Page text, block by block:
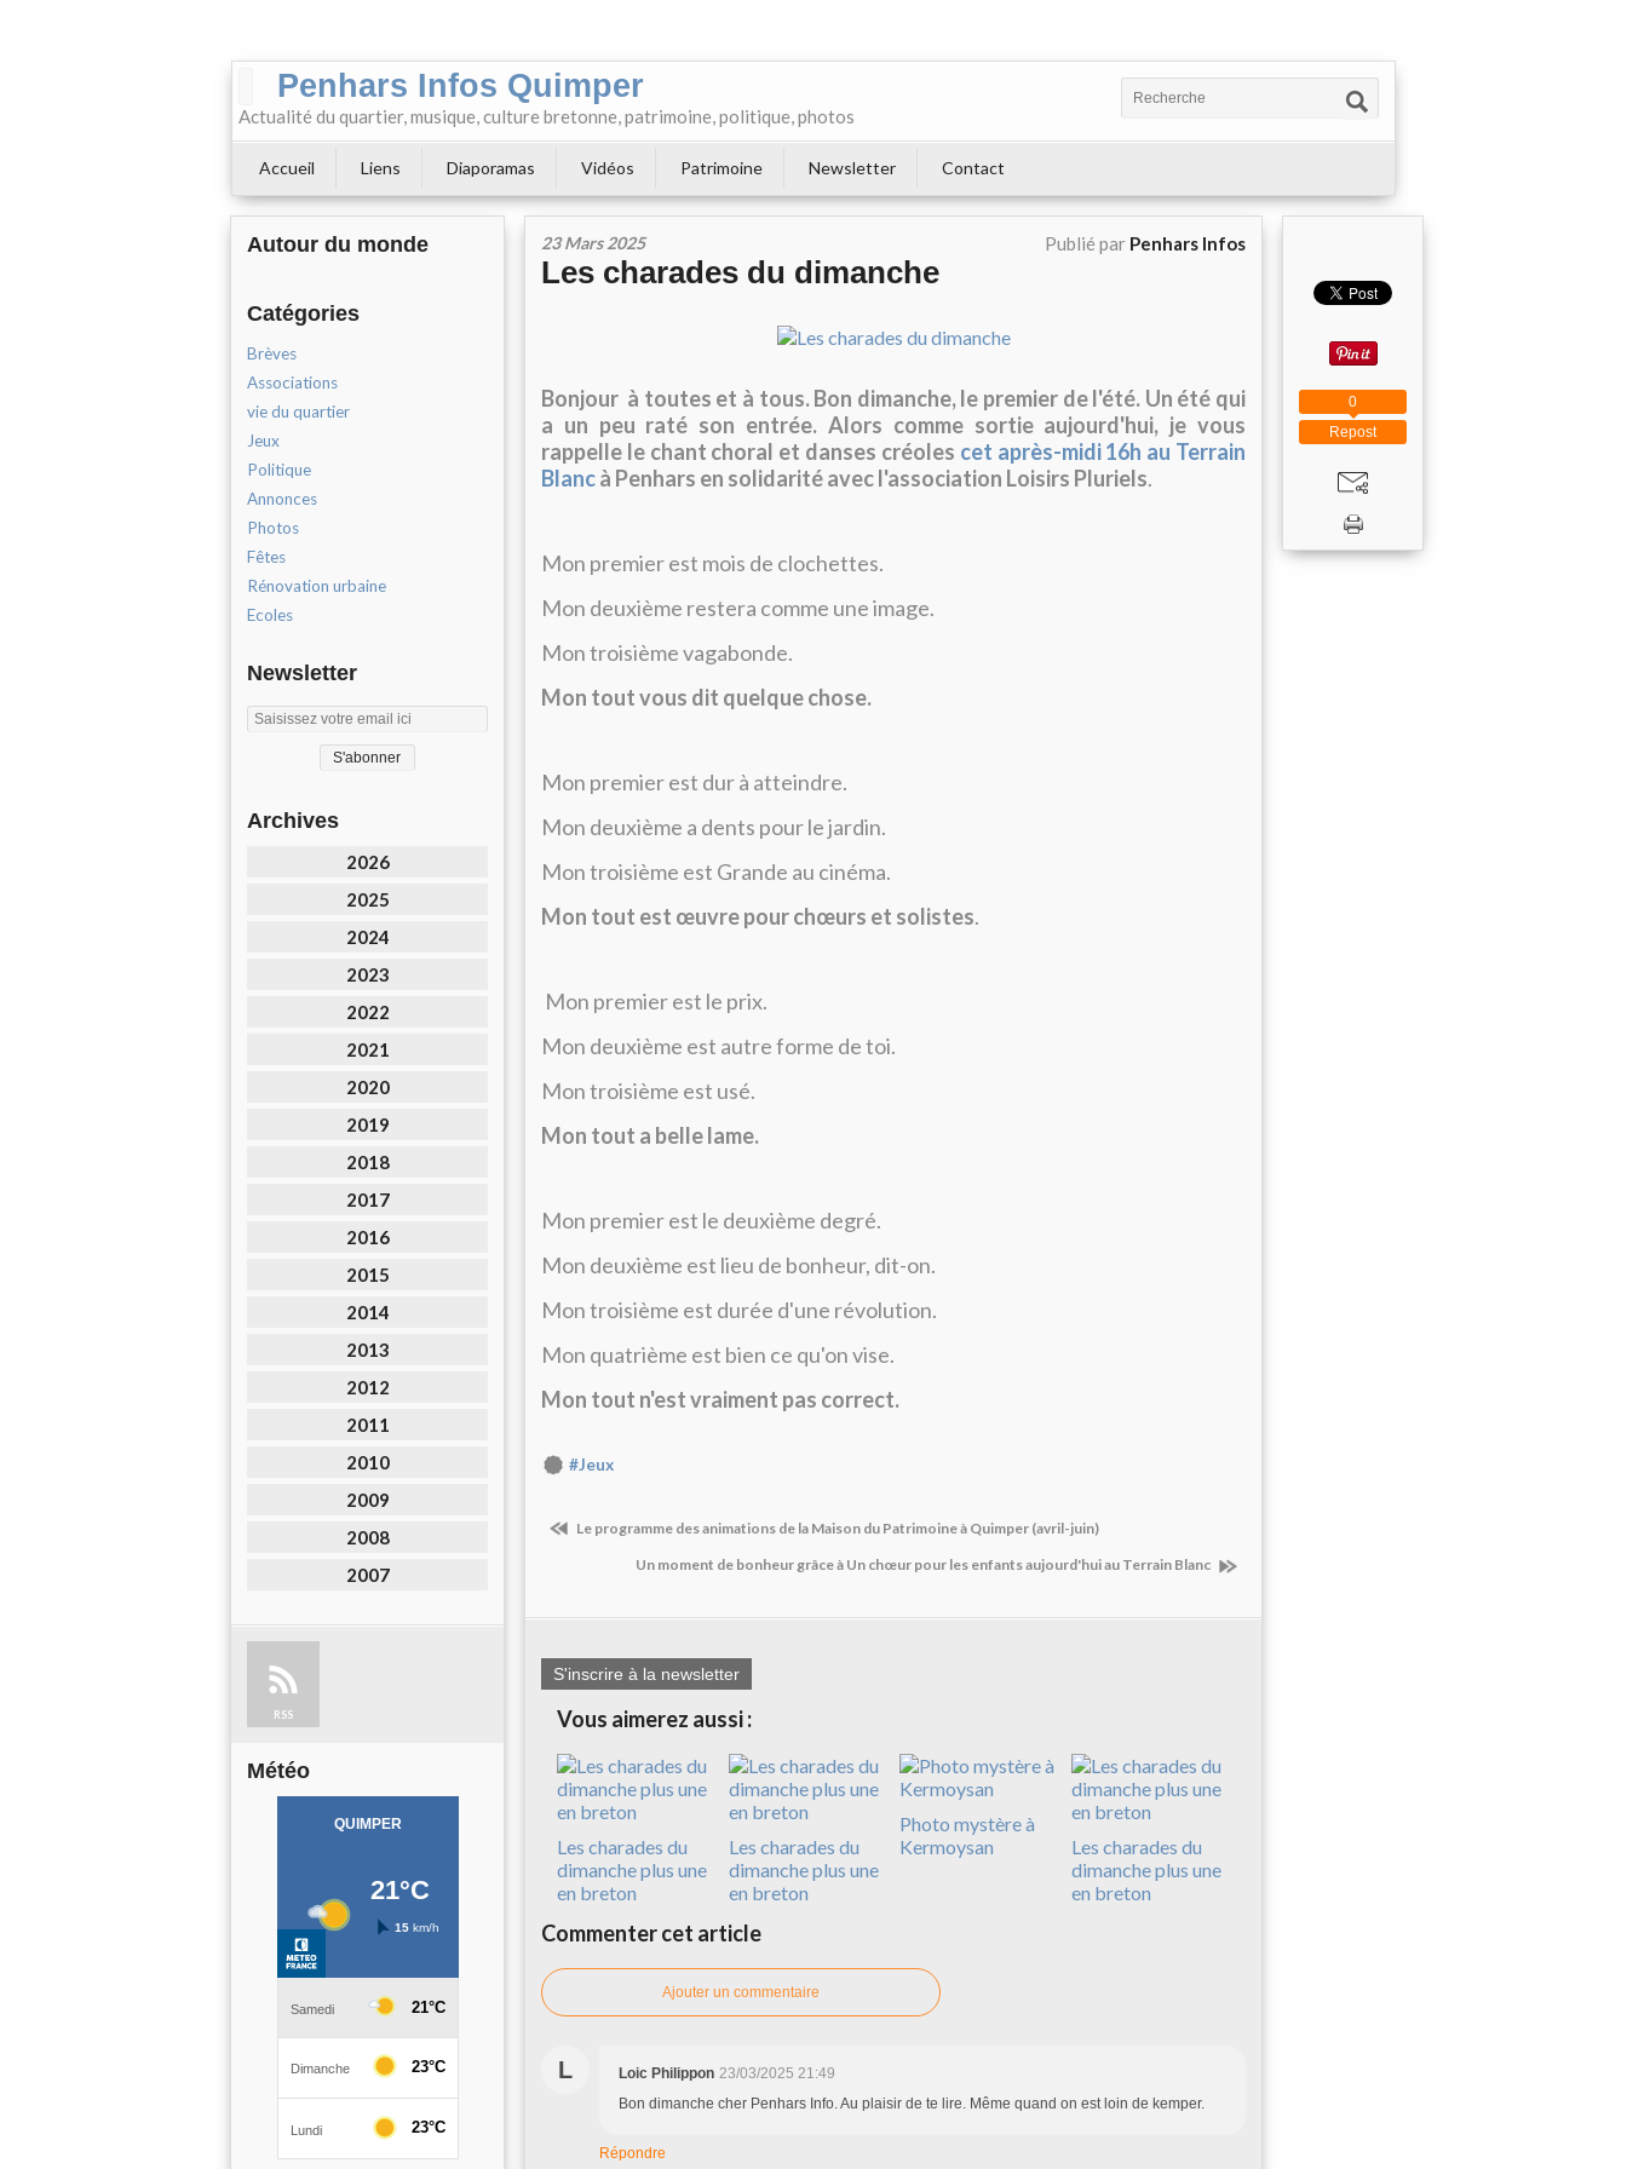
Penhars Infos Quimper
Actualité du quartier, musique, culture bretonne, patrimoine, politique, photos
Accueil Liens Diaporamas Vidéos Patrimoine Newsletter Contact
Autour du monde
Catégories
Brèves
Associations
vie du quartier
Jeux
Politique
Annonces
Photos
Fêtes
Rénovation urbaine
Ecoles
Newsletter
Archives
2026
2025
2024
2023
2022
2021
2020
2019
2018
2017
2016
2015
2014
2013
2012
2011
2010
2009
2008
2007
RSS
Météo
23 Mars 2025 Publié par Penhars Infos
Les charades du dimanche
Bonjour à toutes et à tous. Bon dimanche, le premier de l'été. Un été qui
a un peu raté son entrée. Alors comme sortie aujourd'hui, je vous
rappelle le chant choral et danses créoles cet après-midi 16h au Terrain
Blancà Penhars en solidarité avec l'association Loisirs Pluriels.
Mon premier est mois de clochettes.
Mon deuxième restera comme une image.
Mon troisième vagabonde.
Mon tout vous dit quelque chose.
Mon premier est dur à atteindre.
Mon deuxième a dents pour le jardin.
Mon troisième est Grande au cinéma.
Mon tout est œuvre pour chœurs et solistes.
Mon premier est le prix.
Mon deuxième est autre forme de toi.
Mon troisième est usé.
Mon tout a belle lame.
Mon premier est le deuxième degré.
Mon deuxième est lieu de bonheur, dit-on.
Mon troisième est durée d'une révolution.
Mon quatrième est bien ce qu'on vise.
Mon tout n'est vraiment pas correct.
#Jeux
Le programme des animations de la Maison du Patrimoine à Quimper (avril-juin)
Un moment de bonheur grâce à Un chœur pour les enfants aujourd'hui au Terrain Blanc
S'inscrire à la newsletter
Vous aimerez aussi :
Les charades du
dimanche plus une
en breton
Les charades du
dimanche plus une
en breton
Photo mystère à
Kermoysan
Les charades du
dimanche plus une
en breton
Commenter cet article
Ajouter un commentaire
L Loic Philippon 23/03/2025 21:49
Bon dimanche cher Penhars Info. Au plaisir de te lire. Même quand on est loin de kemper.
Répondre
Repost
0